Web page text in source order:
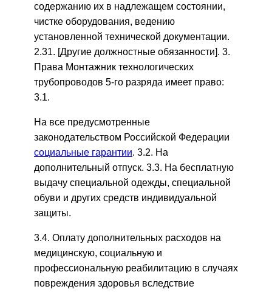
содержанию их в надлежащем состоянии,
чистке оборудования, ведению
установленной технической документации.
2.31. [Другие должностные обязанности]. 3.
Права Монтажник технологических
трубопроводов 5-го разряда имеет право:
3.1.
На все предусмотренные
законодательством Российской Федерации
социальные гарантии. 3.2. На
дополнительный отпуск. 3.3. На бесплатную
выдачу специальной одежды, специальной
обуви и других средств индивидуальной
защиты.
3.4. Оплату дополнительных расходов на
медицинскую, социальную и
профессиональную реабилитацию в случаях
повреждения здоровья вследствие